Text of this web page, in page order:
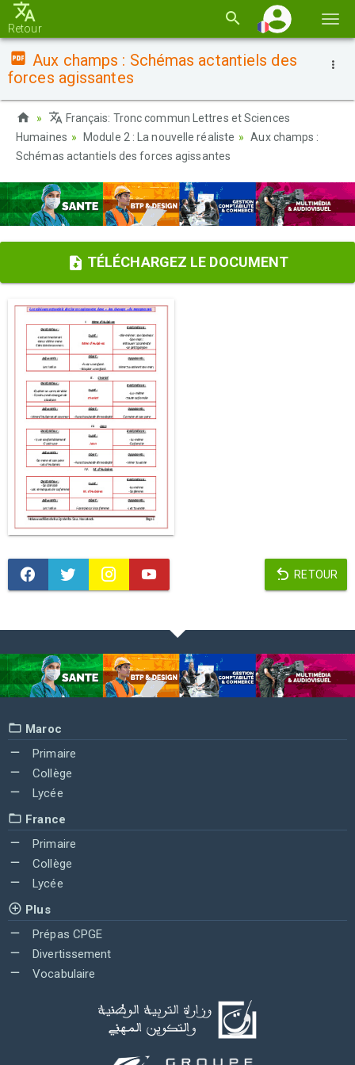
la
Retour
Aux champs : Schémas actantiels des
forces agissantes
Français: Tronc commun Lettres et Sciences
Humaines
Module 2 : La nouvelle réaliste
Aux champs :
Schémas actantiels des forces agissantes
TÉLÉCHARGEZ LE DOCUMENT
RETOUR
Maroc
Primaire
Collège
Lycée
France
Primaire
Collège
Lycée
Plus
Prépas CPGE
Divertissement
Vocabulaire